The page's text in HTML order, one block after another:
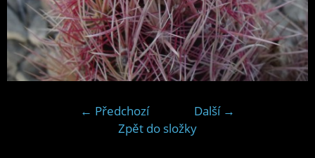
← Předchozí
Další →
Zpět do složky